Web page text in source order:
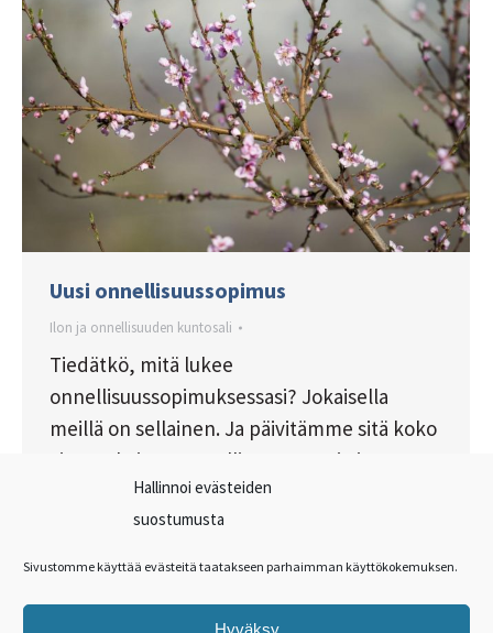
Hallinnoi evästeiden
suostumusta
Sivustomme käyttää evästeitä taatakseen parhaimman käyttökokemuksen.
Hyväksy
Uusi onnellisuussopimus
Ilon ja onnellisuuden kuntosali
Tiedätkö, mitä lukee
onnellisuussopimuksessasi? Jokaisella
meillä on sellainen. Ja päivitämme sitä koko
ajan. Jokainen onnellisuuteen tai ei-
onnellisuuteen liittyvä kokemus vaikuttaa
sopimukseemme. Voimme kuitenkin itse
laatia sen aina uudelleen.